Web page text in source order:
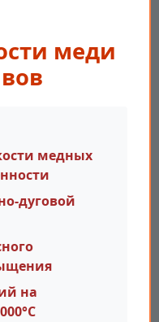
меди
медных
дуговой
на